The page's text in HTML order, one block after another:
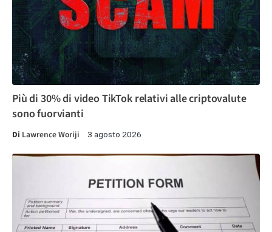
Più di 30% di video TikTok relativi alle criptovalute
sono fuorvianti
Di Lawrence Woriji 3 agosto 2026